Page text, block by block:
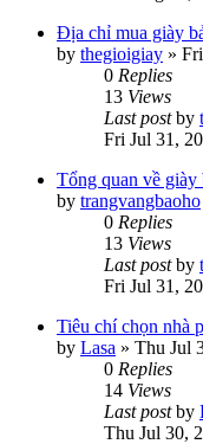
Địa chỉ mua giày
by thegioigiay »
0 Replies
13 Views
Last postby
Fri Jul 31,
Tổng quan về
by trangvangbaoho
0 Replies
13 Views
Last postby
Fri Jul 31,
Tiêu chí chọn nhà
by Lasa » Thu Jul
0 Replies
14 Views
Last postby
Thu Jul 30,